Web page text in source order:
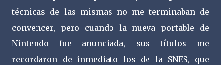
técnicas de las mismas no me terminaban de
convencer, pero cuando la nueva portable de
Nintendo fue anunciada, sus títulos me
recordaron de inmediato los de la SNES, que